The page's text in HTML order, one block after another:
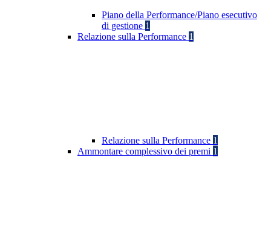
Piano della Performance/Piano esecutivo
di gestione 1
Relazione sulla Performance 1
Relazione sulla Performance 1
Ammontare complessivo dei premi 1